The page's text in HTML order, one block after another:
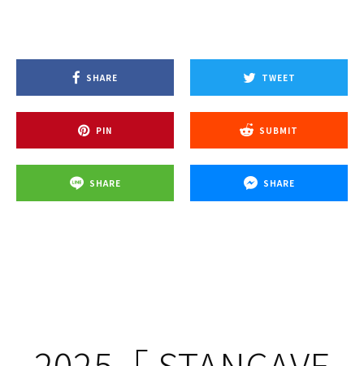
SHARE TWEET
PIN SUBMIT
SHARE SHARE